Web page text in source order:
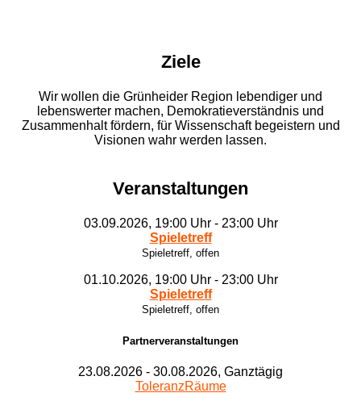
Ziele
Wir wollen die Grünheider Region lebendiger und
lebenswerter machen, Demokratieverständnis und
Zusammenhalt fördern, für Wissenschaft begeistern und
Visionen wahr werden lassen.
Veranstaltungen
03.09.2026, 19:00 Uhr - 23:00 Uhr
Spieletreff
Spieletreff, offen
01.10.2026, 19:00 Uhr - 23:00 Uhr
Spieletreff
Spieletreff, offen
Partnerveranstaltungen
23.08.2026 - 30.08.2026, Ganztägig
ToleranzRäume